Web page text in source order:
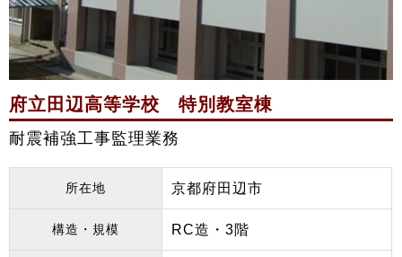
府立田辺高等学校 特別教室棟
耐震補強工事監理業務
所在地 京都府田辺市
構造・規模 RC造・3階